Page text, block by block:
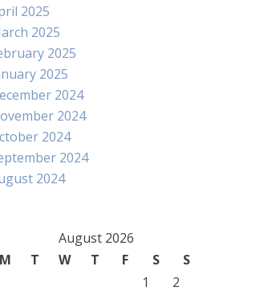
2025
2025
2025
2025
2024
2024
2024
2024
2024
August 2026
M
T W T F S
S
1
2